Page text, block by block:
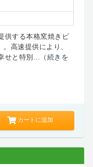
供する本格窯焼きピ
高速提供により、
せと特別...
（続きを
カートに追加